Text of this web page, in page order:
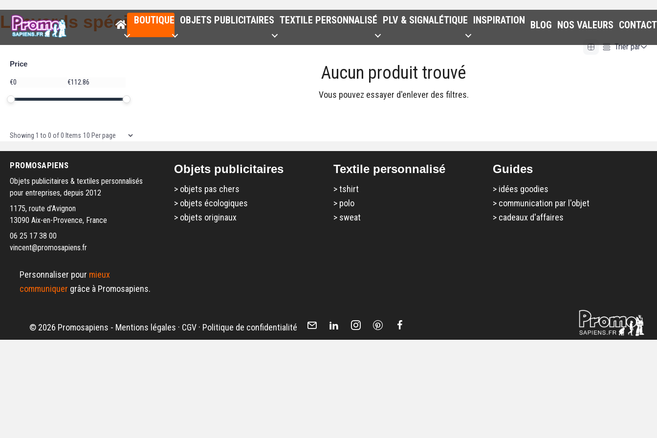
BOUTIQUE OBJETS PUBLICITAIRES TEXTILE PERSONNALISÉ PLV & SIGNALÉTIQUE INSPIRATION BLOG NOS VALEURS CONTACT
Lanyards spéciaux
Trier par
Price
Price
€ €
Price range in €
Aucun produit trouvé
Vous pouvez essayer d'enlever des filtres.
Showing 1 to 0 of0 Items Items per page
PROMOSAPIENS
Objets publicitaires & textiles personnalisés
pour entreprises, depuis 2012
1175, route d’Avignon
13090 Aix-en-Provence, France
06 25 17 38 00
vincent@promosapiens.fr
Personnaliser pour mieux
communiquer grâce à Promosapiens.
Objets publicitaires
> objets pas chers
> objets écologiques
> objets originaux
Textile personnalisé
>tshirt
> polo
> sweat
Guides
> idées goodies
> communication par l'objet
> cadeaux d'affaires
© 2026 Promosapiens - Mentions légales · CGV · Politique de confidentialité